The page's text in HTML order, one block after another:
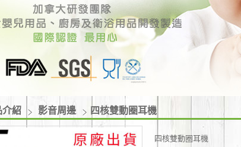
介紹 影音周邊 四核雙動圈耳機
四核雙動圈耳機